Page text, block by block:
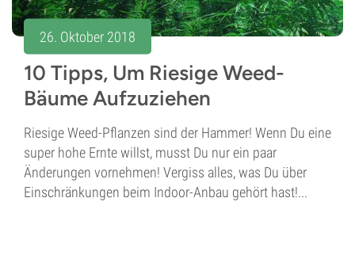
26. Oktober 2018
10 Tipps, Um Riesige Weed-
Bäume Aufzuziehen
Riesige Weed-Pflanzen sind der Hammer! Wenn Du eine
super hohe Ernte willst, musst Du nur ein paar
Änderungen vornehmen! Vergiss alles, was Du über
Einschränkungen beim Indoor-Anbau gehört hast!...